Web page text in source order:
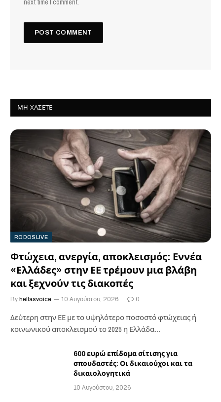
next time I comment.
ΜΗ ΧΆΣΕΤΕ
RODOSLIVE
Φτώχεια, ανεργία, αποκλεισμός: Εννέα
«Ελλάδες» στην ΕΕ τρέμουν μια βλάβη
και ξεχνούν τις διακοπές
By hellasvoice 10 Αυγούστου, 2026 0
Δεύτερη στην ΕΕ με το υψηλότερο ποσοστό φτώχειας ή
κοινωνικού αποκλεισμού το 2025 η Ελλάδα…
600 ευρώ επίδομα σίτισης για
σπουδαστές: Οι δικαιούχοι και τα
δικαιολογητικά
10 Αυγούστου, 2026